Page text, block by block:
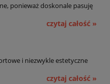
ponieważ doskonale pasuję
czytaj całość »
i niezwykle estetyczne
czytaj całość »